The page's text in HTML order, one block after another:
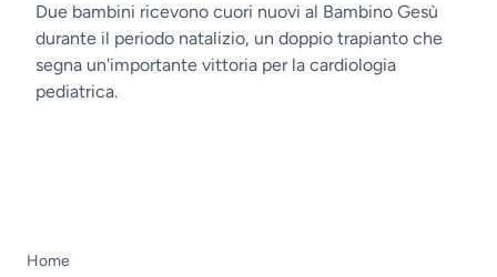
Due bambini ricevono cuori nuovi al Bambino Gesù
durante il periodo natalizio, un doppio trapianto che
segna un'importante vittoria per la cardiologia
pediatrica.
Home